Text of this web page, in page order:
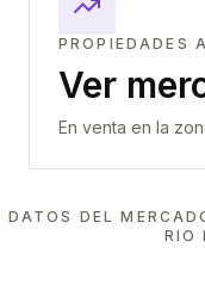
PROPIEDADES
Ver
En venta en la
DATOS DEL
RIO